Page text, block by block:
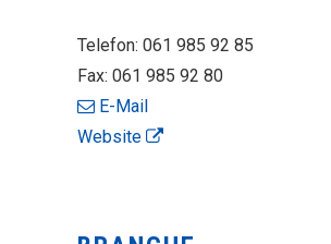
Telefon: 061 985 92 85
Fax: 061 985 92 80
E-Mail
Website